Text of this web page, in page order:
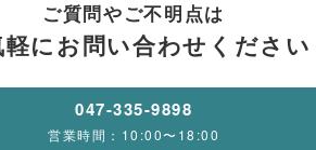
ご質問やご不明点は
軽にお問い合わせください
047-335-9898
営業時間：10:00〜18:00